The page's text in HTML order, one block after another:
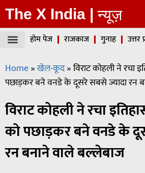
The X India | न्यूज़
होम पेज राजकाज गुनाह उत्तर
Home»खेल-कूद»विराट कोहली ने रचा
पछाड़कर बने वनडे के दूसरे सबसे ज्यादा रन
विराट कोहली ने रचा
को पछाड़कर बने वनडे के
रन बनाने वाले बल्लेबाज